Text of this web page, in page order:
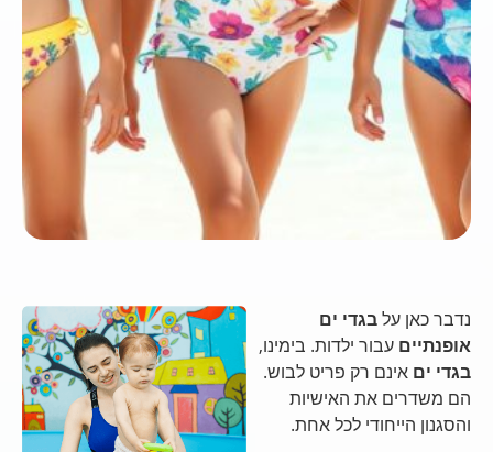
נדבר כאן עלבגדי ים
אופנתייםעבור ילדות. בימינו,
בגדי יםאינם רק פריט לבוש.
הם משדרים את האישיות
והסגנון הייחודי לכל אחת.